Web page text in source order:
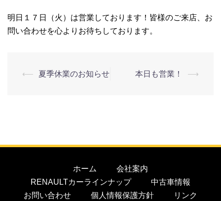
明日１７日（火）は営業しております！皆様のご来店、お
問い合わせを心よりお待ちしております。
⟵ 夏季休業のお知らせ 本日も営業！ ⟶
ホーム
会社案内
RENAULTカーラインナップ
中古車情報
お問い合わせ
個人情報保護方針 リンク